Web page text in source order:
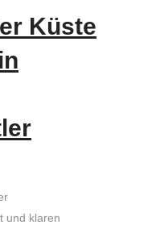
Küste
und klaren